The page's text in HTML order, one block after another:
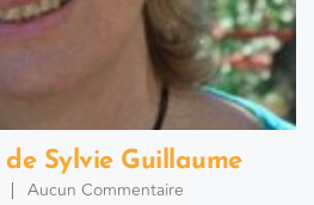
Sylvie Guillaume
Aucun Commentaire